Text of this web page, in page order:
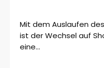
Mit dem Auslaufen
ist der Wechsel auf
eine...